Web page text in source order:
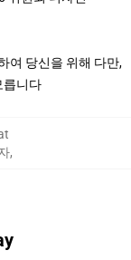
여 당신을 위해 다만,
릅니다
,